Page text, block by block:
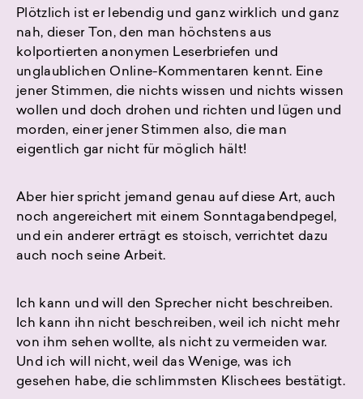
Plötzlich ist er lebendig und ganz wirklich und ganz
nah, dieser Ton, den man höchstens aus
kolportierten anonymen Leserbriefen und
unglaublichen Online-Kommentaren kennt. Eine
jener Stimmen, die nichts wissen und nichts wissen
wollen und doch drohen und richten und lügen und
morden, einer jener Stimmen also, die man
eigentlich gar nicht für möglich hält!
Aber hier spricht jemand genau auf diese Art, auch
noch angereichert mit einem Sonntagabendpegel,
und ein anderer erträgt es stoisch, verrichtet dazu
auch noch seine Arbeit.
Ich kann und will den Sprecher nicht beschreiben.
Ich kann ihn nicht beschreiben, weil ich nicht mehr
von ihm sehen wollte, als nicht zu vermeiden war.
Und ich will nicht, weil das Wenige, was ich
gesehen habe, die schlimmsten Klischees bestätigt.